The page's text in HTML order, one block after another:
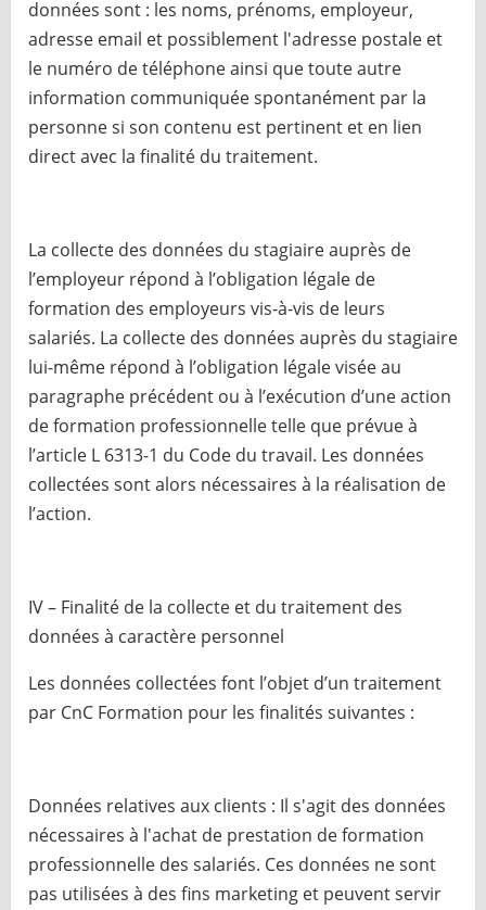
données sont : les noms, prénoms, employeur,
adresse email et possiblement l'adresse postale et
le numéro de téléphone ainsi que toute autre
information communiquée spontanément par la
personne si son contenu est pertinent et en lien
direct avec la finalité du traitement.
La collecte des données du stagiaire auprès de
l’employeur répond à l’obligation légale de
formation des employeurs vis-à-vis de leurs
salariés. La collecte des données auprès du stagiaire
lui-même répond à l’obligation légale visée au
paragraphe précédent ou à l’exécution d’une action
de formation professionnelle telle que prévue à
l’article L 6313-1 du Code du travail. Les données
collectées sont alors nécessaires à la réalisation de
l’action.
IV – Finalité de la collecte et du traitement des
données à caractère personnel
Les données collectées font l’objet d’un traitement
par CnC Formation pour les finalités suivantes :
Données relatives aux clients : Il s'agit des données
nécessaires à l'achat de prestation de formation
professionnelle des salariés. Ces données ne sont
pas utilisées à des fins marketing et peuvent servir